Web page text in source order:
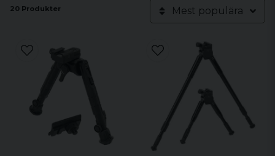
20 Produkter Mest populära